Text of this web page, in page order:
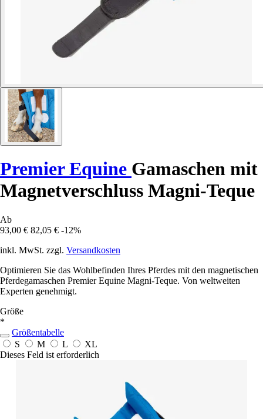
Premier Equine Gamaschen mit
Magnetverschluss Magni-Teque
Ab
93,00 € 82,05 € -12%
inkl. MwSt. zzgl. Versandkosten
Optimieren Sie das Wohlbefinden Ihres Pferdes mit den magnetischen
Pferdegamaschen Premier Equine Magni-Teque. Von weltweiten
Experten genehmigt.
Größe
*
Größentabelle
S
M L
XL
Dieses Feld ist erforderlich